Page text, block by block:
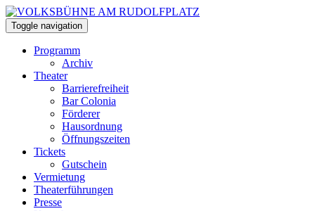
Toggle navigation
Programm
Archiv
Theater
Barrierefreiheit
Bar Colonia
Förderer
Hausordnung
Öffnungszeiten
Tickets
Gutschein
Vermietung
Theaterführungen
Presse